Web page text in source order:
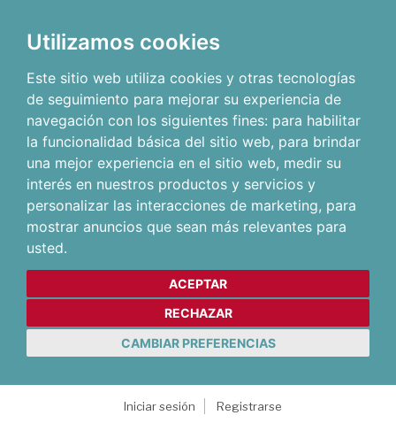
Utilizamos cookies
Este sitio web utiliza cookies y otras tecnologías
de seguimiento para mejorar su experiencia de
navegación con los siguientes fines: para habilitar
la funcionalidad básica del sitio web, para brindar
una mejor experiencia en el sitio web, medir su
interés en nuestros productos y servicios y
personalizar las interacciones de marketing, para
mostrar anuncios que sean más relevantes para
usted.
ACEPTAR
RECHAZAR
CAMBIAR PREFERENCIAS
Iniciar sesión
Registrarse